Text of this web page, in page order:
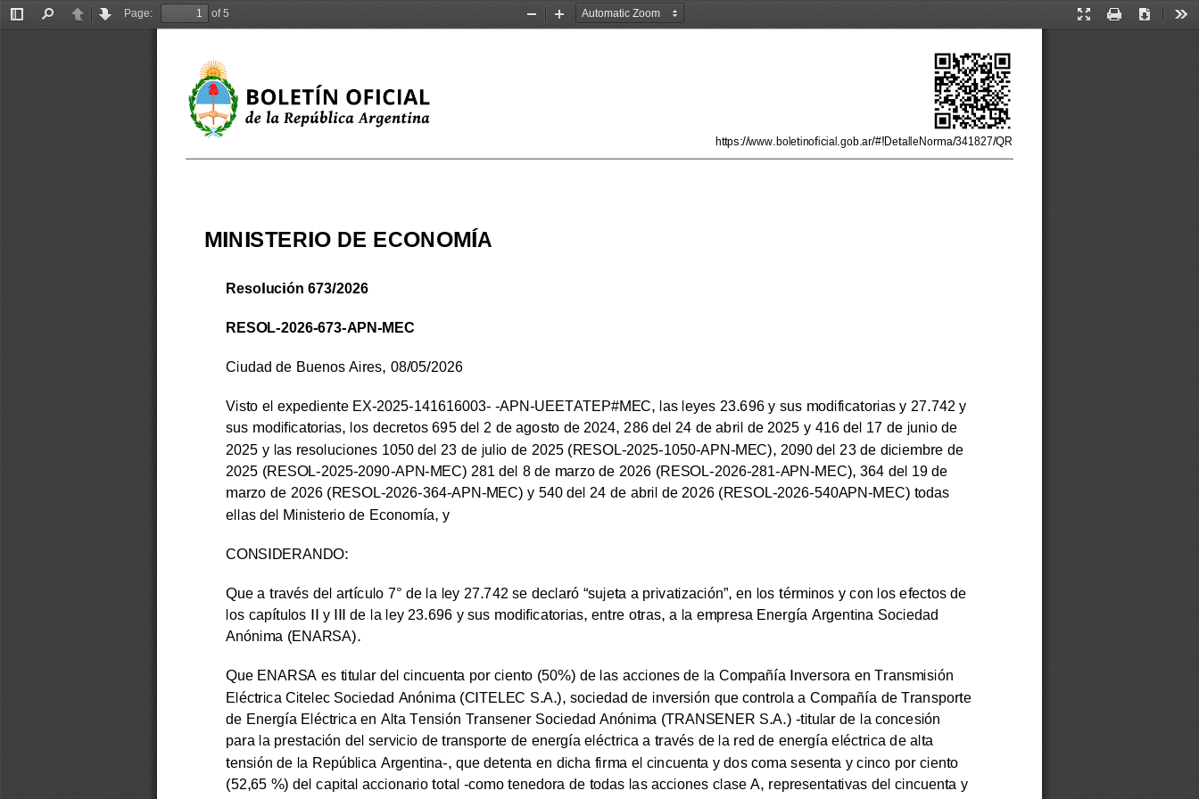
Toggle
PreviousNext
Page:
of 5
Presentation
Print Download
Zoom
Zoom
https://www.boletinoficial.gob.ar/#!DetalleNorma/341827/QR
MINISTERIO DE ECONOMÍA
Resolución 673/2026
RESOL-2026-673-APN-MEC
Ciudad de Buenos Aires, 08/05/2026
Visto el expediente EX-2025-141616003- -APN-UEETATEP#MEC, las leyes 23.696 y sus modificatorias y 27.742 y
sus modificatorias, los decretos 695 del 2 de agosto de 2024, 286 del 24 de abril de 2025 y 416 del 17 de junio de
2025 y las resoluciones 1050 del 23 de julio de 2025 (RESOL-2025-1050-APN-MEC), 2090 del 23 de diciembre de
2025 (RESOL-2025-2090-APN-MEC) 281 del 8 de marzo de 2026 (RESOL-2026-281-APN-MEC), 364 del 19 de
marzo de 2026 (RESOL-2026-364-APN-MEC) y 540 del 24 de abril de 2026 (RESOL-2026-540APN-MEC) todas
ellas del Ministerio de Economía, y
CONSIDERANDO:
Que a través del artículo 7° de la ley 27.742 se declaró “sujeta a privatización”, en los términos y con los efectos de
los capítulos II y III de la ley 23.696 y sus modificatorias, entre otras, a la empresa Energía Argentina Sociedad
Anónima (ENARSA).
Que ENARSA es titular del cincuenta por ciento (50%) de las acciones de la Compañía Inversora en Transmisión
Eléctrica Citelec Sociedad Anónima (CITELEC S.A.), sociedad de inversión que controla a Compañía de Transporte
de Energía Eléctrica en Alta Tensión Transener Sociedad Anónima (TRANSENER S.A.) -titular de la concesión
para la prestación del servicio de transporte de energía eléctrica a través de la red de energía eléctrica de alta
tensión de la República Argentina-, que detenta en dicha firma el cincuenta y dos coma sesenta y cinco por ciento
(52,65 %) del capital accionario total -como tenedora de todas las acciones clase A, representativas del cincuenta y